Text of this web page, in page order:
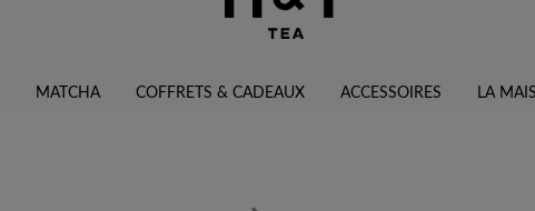
MATCHA COFFRETS & CADEAUX ACCESSOIRES LA